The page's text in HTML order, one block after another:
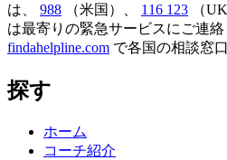
は、
988 （米国）、 116 123 （
は最寄りの緊急サービスにご連絡
findahelpline.com で各国の相談窓
探す
ホーム
コーチ紹介